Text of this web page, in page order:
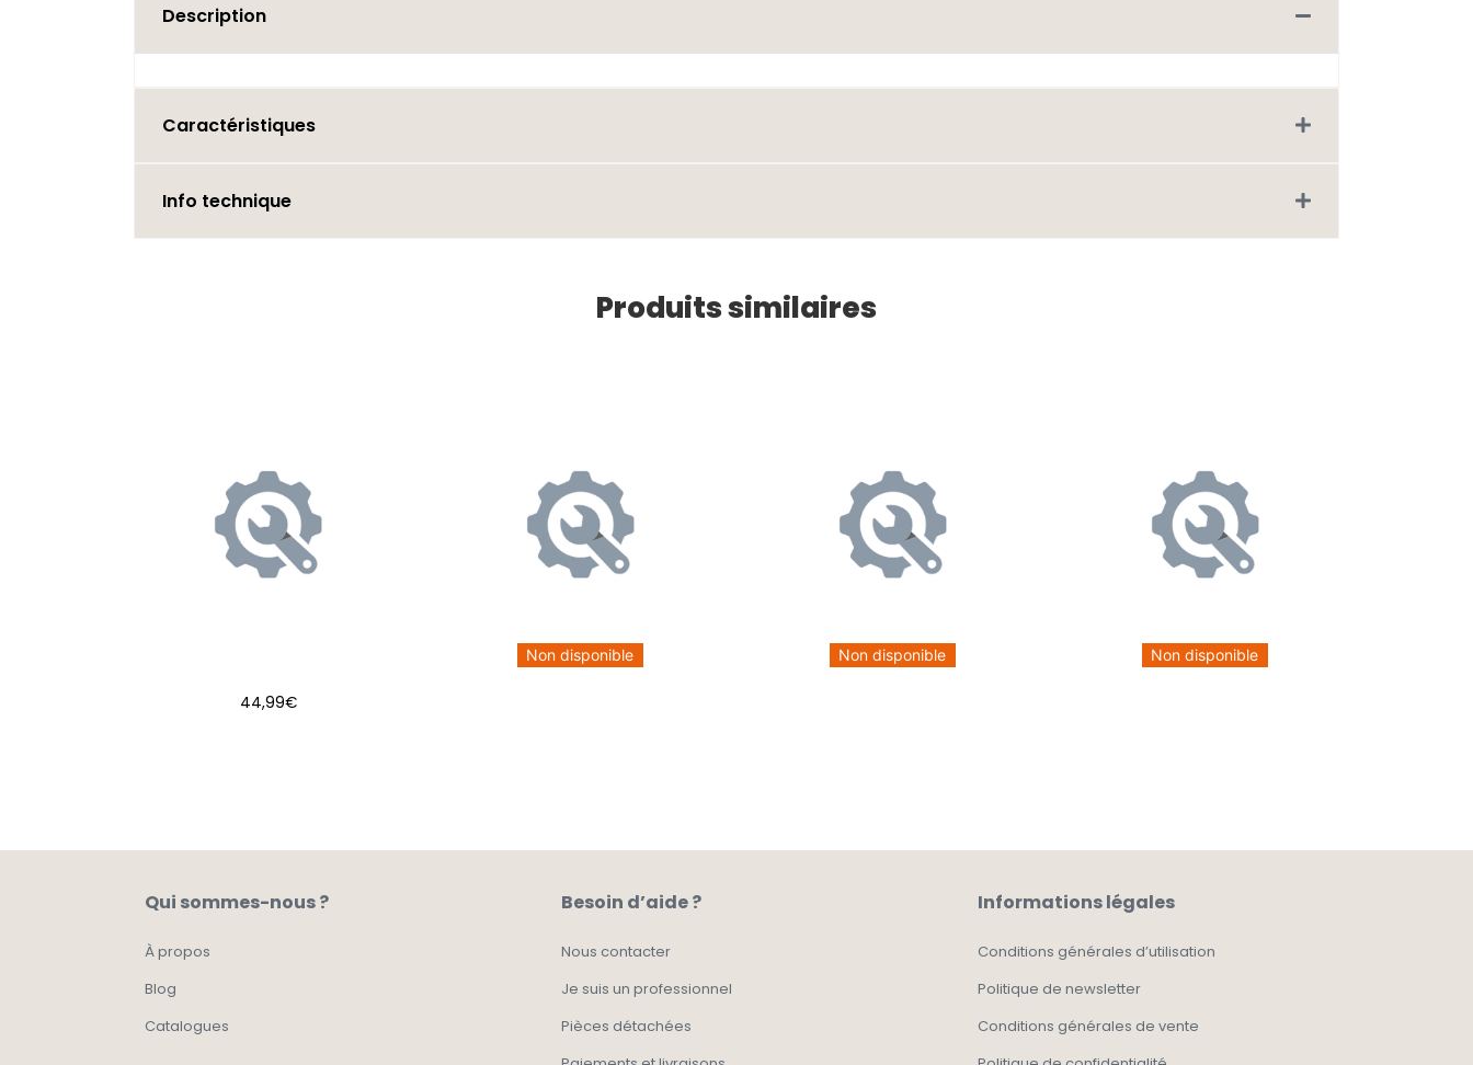
Description
Caractéristiques
Info technique
Produits similaires
44,99€
Non disponible Non disponible Non disponible
Qui sommes-nous ?
À propos
Blog
Catalogues
Besoin d’aide ?
Nous contacter
Je suis un professionnel
Pièces détachées
Informations légales
Conditions générales d’utilisation
Politique de newsletter
Conditions générales de vente